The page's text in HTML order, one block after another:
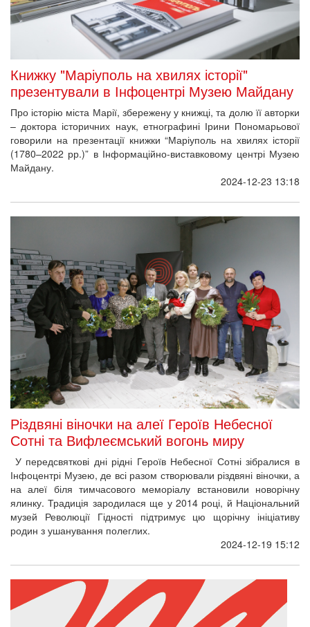
Книжку "Маріуполь на хвилях історії"
презентували в Інфоцентрі Музею Майдану
Про історію міста Марії, збережену у книжці, та долю її авторки
– доктора історичних наук, етнографині Ірини Пономарьової
говорили на презентації книжки “Маріуполь на хвилях історії
(1780–2022 рр.)” в Інформаційно-виставковому центрі Музею
Майдану.
2024-12-23 13:18
Різдвяні віночки на алеї Героїв Небесної
Сотні та Вифлеємський вогонь миру
У передсвяткові дні рідні Героїв Небесної Сотні зібралися в
Інфоцентрі Музею, де всі разом створювали різдвяні віночки, а
на алеї біля тимчасового меморіалу встановили новорічну
ялинку. Традиція зародилася ще у 2014 році, й Національний
музей Революції Гідності підтримує цю щорічну ініціативу
родин з ушанування полеглих.
2024-12-19 15:12